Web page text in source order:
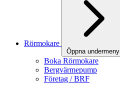
Rörmokare
Öppna undermeny
Boka Rörmokare
Bergvärmepump
Företag / BRF